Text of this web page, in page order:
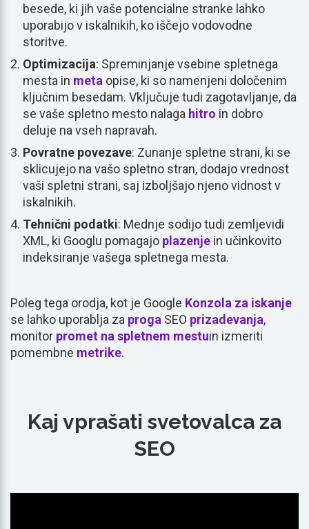
besede, ki jih vaše potencialne stranke lahko
uporabijo v iskalnikih, ko iščejo vodovodne
storitve.
Optimizacija: Spreminjanje vsebine spletnega
mesta in meta opise, ki so namenjeni določenim
ključnim besedam. Vključuje tudi zagotavljanje, da
se vaše spletno mesto nalaga hitro in dobro
deluje na vseh napravah.
Povratne povezave: Zunanje spletne strani, ki se
sklicujejo na vašo spletno stran, dodajo vrednost
vaši spletni strani, saj izboljšajo njeno vidnost v
iskalnikih.
Tehnični podatki: Mednje sodijo tudi zemljevidi
XML, ki Googlu pomagajo plazenje in učinkovito
indeksiranje vašega spletnega mesta.
Poleg tega orodja, kot je Google Konzola za iskanje
se lahko uporablja za proga SEO prizadevanja,
monitor promet na spletnem mestuin izmeriti
pomembne metrike.
Kaj vprašati svetovalca za
SEO